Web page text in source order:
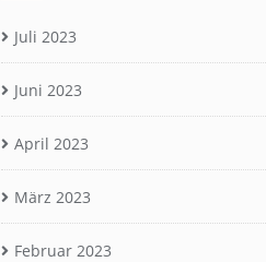
Juli 2023
Juni 2023
April 2023
März 2023
Februar 2023